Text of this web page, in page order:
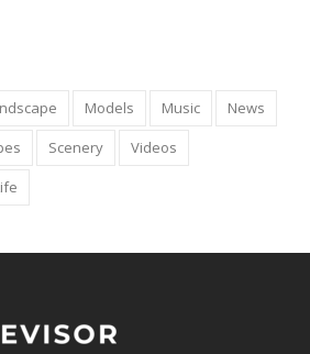
Models Music
News
Scenery
Videos